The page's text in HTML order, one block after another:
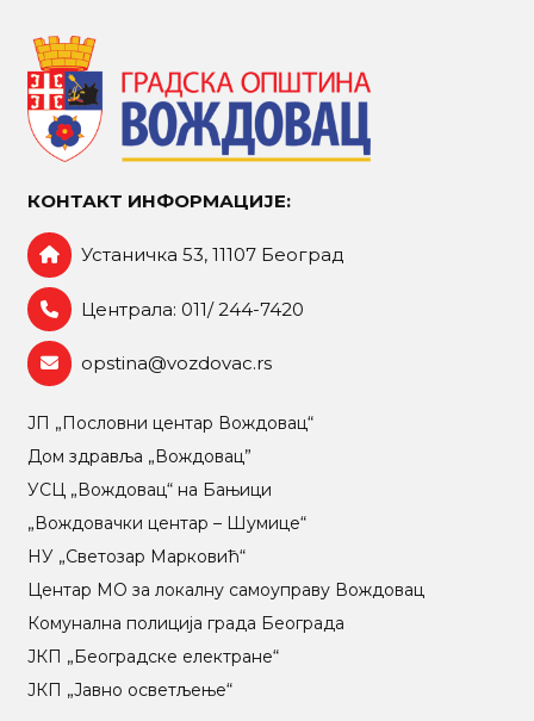
КОНТАКТ ИНФОРМАЦИЈЕ:
Устаничка 53, 11107 Београд
Централа: 011/ 244-7420
opstina@vozdovac.rs
ЈП „Пословни центар Вождовац“
Дом здравља „Вождовац”
УСЦ „Вождовац“ на Бањици
„Вождовачки центар – Шумице“
НУ „Светозар Марковић“
Центар МO за локалну самоуправу Вождовац
Комунална полиција града Београда
ЈКП „Београдске електране“
ЈКП „Јавно осветљење“